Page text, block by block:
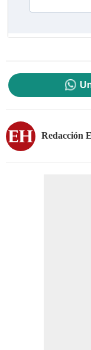
Redacción